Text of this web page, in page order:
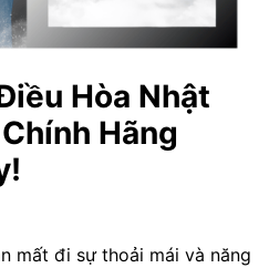
Hòa Nhật
Hãng
mất đi sự thoải mái và năng